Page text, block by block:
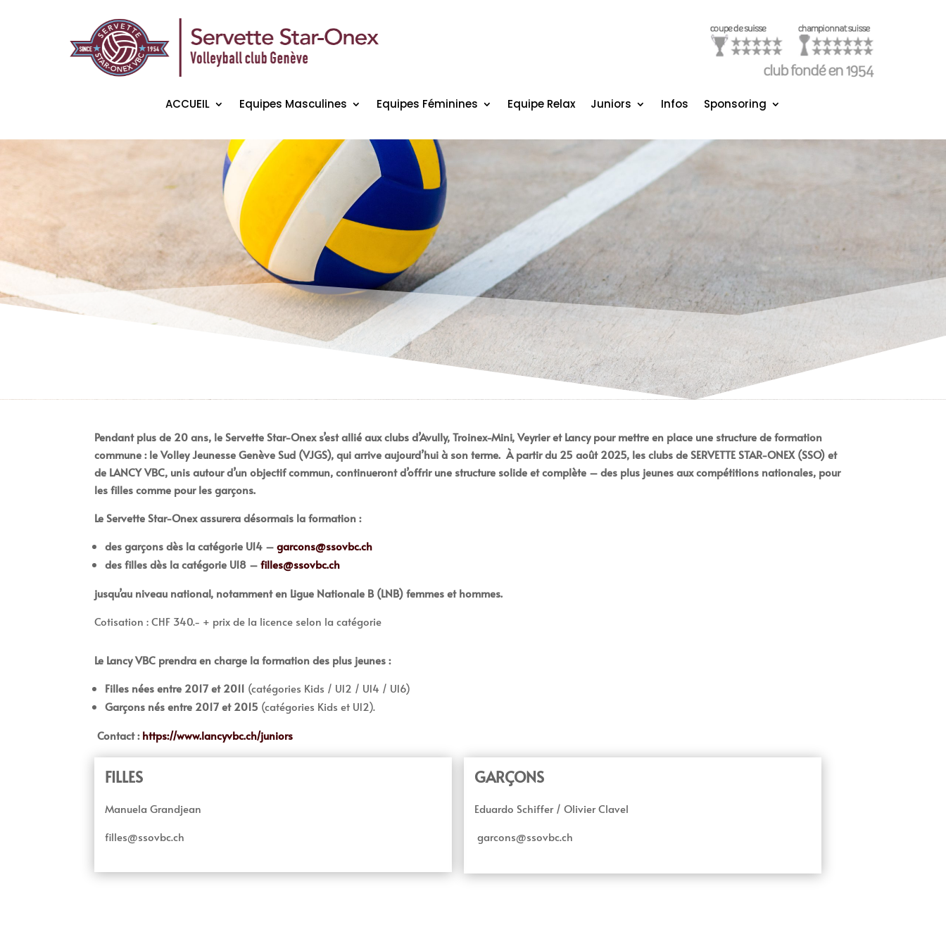
ACCUEIL Equipes Masculines Equipes Féminines Equipe Relax Juniors Infos Sponsoring
Pendant plus de 20 ans, le Servette Star-Onex s’est allié aux clubs d’Avully, Troinex-Mini, Veyrier et Lancy pour mettre en place une structure de formation
commune : le Volley Jeunesse Genève Sud (VJGS), qui arrive aujourd’hui à son terme.À partir du 25 août 2025, les clubs de SERVETTE STAR-ONEX (SSO) et
de LANCY VBC, unis autour d’un objectif commun, continueront d’offrir une structure solide et complète – des plus jeunes aux compétitions nationales, pour
les filles comme pour les garçons.
Le Servette Star-Onex assurera désormais la formation :
des garçons dès la catégorie U14 –garcons@ssovbc.ch
des filles dès la catégorie U18 –filles@ssovbc.ch
jusqu’au niveau national, notamment en Ligue Nationale B (LNB) femmes et hommes.
Cotisation : CHF 340.- + prix de la licence selon la catégorie
Le Lancy VBC prendra en charge la formation des plus jeunes :
Filles nées entre 2017 et 2011 (catégories Kids / U12 / U14 / U16)
Garçons nés entre 2017 et 2015 (catégories Kids et U12).
Contact :https://www.lancyvbc.ch/juniors
FILLES
Manuela Grandjean
filles@ssovbc.ch
GARÇONS
Eduardo Schiffer / Olivier Clavel
garcons@ssovbc.ch